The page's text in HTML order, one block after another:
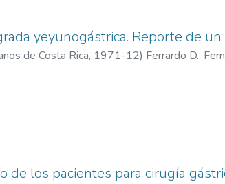
yeyunogástrica. Reporte de
de Costa Rica, 1971-12) Ferrardo D.,
de los pacientes para cirugía